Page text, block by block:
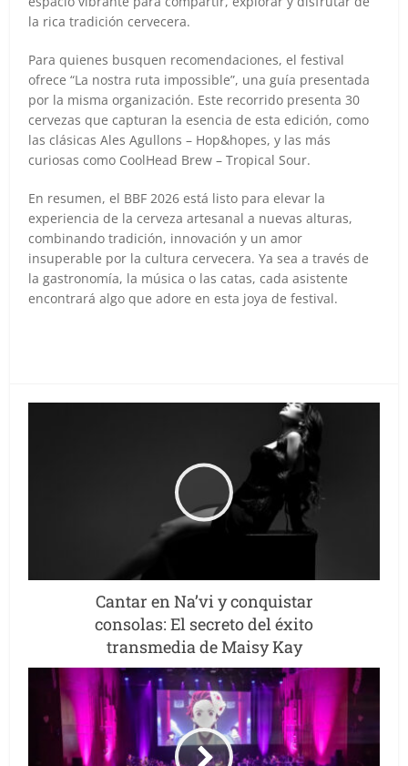
la rica tradición cervecera.
Para quienes busquen recomendaciones, el festival
ofrece “La nostra ruta impossible”, una guía presentada
por la misma organización. Este recorrido presenta 30
cervezas que capturan la esencia de esta edición, como
las clásicas Ales Agullons – Hop&hopes, y las más
curiosas como CoolHead Brew – Tropical Sour.
En resumen, el BBF 2026 está listo para elevar la
experiencia de la cerveza artesanal a nuevas alturas,
combinando tradición, innovación y un amor
insuperable por la cultura cervecera. Ya sea a través de
la gastronomía, la música o las catas, cada asistente
encontrará algo que adore en esta joya de festival.
Cantar en Na’vi y conquistar
consolas: El secreto del éxito
transmedia de Maisy Kay